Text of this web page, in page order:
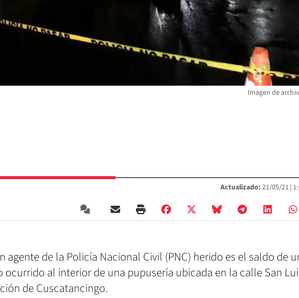
Imagen de
Actualizado:21/05/21 |
agente de la Policía Nacional Civil (PNC) herido es el saldo de
ocurrido al interior de una pupusería ubicada en la calle San
de Cuscatancingo.